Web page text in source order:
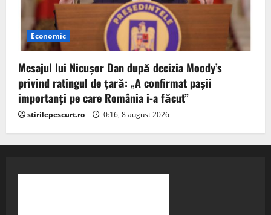
Economic
Mesajul lui Nicușor Dan după decizia Moody’s
privind ratingul de țară: „A confirmat pașii
importanți pe care România i-a făcut”
stirilepescurt.ro 0:16, 8 august 2026